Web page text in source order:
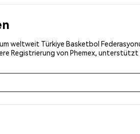
weltweit Türkiye Basketbol
Registrierung von Phemex,